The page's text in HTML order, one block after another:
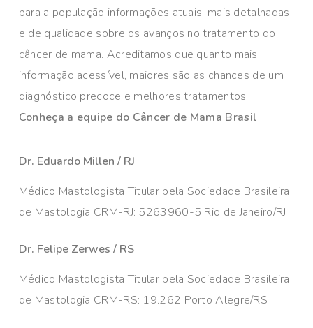
para a população informações atuais, mais detalhadas
e de qualidade sobre os avanços no tratamento do
câncer de mama. Acreditamos que quanto mais
informação acessível, maiores são as chances de um
diagnóstico precoce e melhores tratamentos.
Conheça a equipe do Câncer de Mama Brasil
Dr. Eduardo Millen / RJ
Médico Mastologista Titular pela Sociedade Brasileira
de Mastologia CRM-RJ: 5263960-5 Rio de Janeiro/RJ
Dr. Felipe Zerwes / RS
Médico Mastologista Titular pela Sociedade Brasileira
de Mastologia CRM-RS: 19.262 Porto Alegre/RS